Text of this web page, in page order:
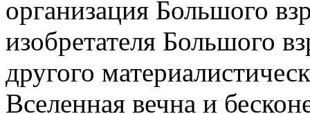
организация Большого
изобретателя Большого
другого
Вселенная вечна и